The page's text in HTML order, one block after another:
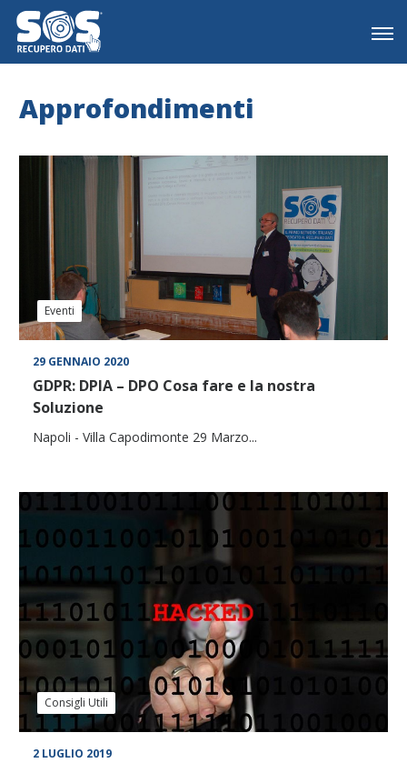
Approfondimenti
Eventi
29 GENNAIO 2020
GDPR: DPIA – DPO Cosa fare e la nostra
Soluzione
Napoli - Villa Capodimonte 29 Marzo...
Consigli Utili
2 LUGLIO 2019